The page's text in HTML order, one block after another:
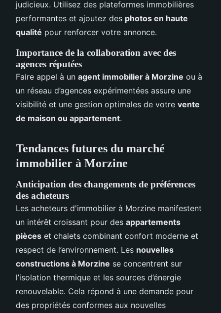
judicieux. Utilisez des plateformes immobilières
performantes et ajoutez des photos en haute
qualité pour renforcer votre annonce.
Importance de la collaboration avec des
agences réputées
Faire appel à un agent immobilier à Morzine ou à
un réseau d’agences expérimentées assure une
visibilité et une gestion optimales de votre vente
de maison ou appartement.
Tendances futures du marché
immobilier à Morzine
Anticipation des changements de préférences
des acheteurs
Les acheteurs d'immobilier à Morzine manifestent
un intérêt croissant pour des appartements
pièces et chalets combinant confort moderne et
respect de l’environnement. Les nouvelles
constructions à Morzine se concentrent sur
l’isolation thermique et les sources d’énergie
renouvelable. Cela répond à une demande pour
des propriétés conformes aux nouvelles